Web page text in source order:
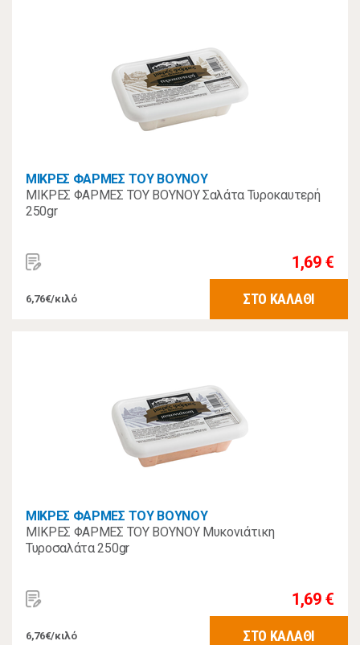
ΜΙΚΡΕΣ ΦΑΡΜΕΣ ΤΟΥ ΒΟΥΝΟΥ
ΜΙΚΡΕΣ ΦΑΡΜΕΣ ΤΟΥ ΒΟΥΝΟΥ Σαλάτα Τυροκαυτερή
250gr
1,69 €
6,76€/κιλό ΣΤΟ ΚΑΛΑΘΙ
ΜΙΚΡΕΣ ΦΑΡΜΕΣ ΤΟΥ ΒΟΥΝΟΥ
ΜΙΚΡΕΣ ΦΑΡΜΕΣ ΤΟΥ ΒΟΥΝΟΥ Μυκονιάτικη
Τυροσαλάτα 250gr
1,69 €
6,76€/κιλό ΣΤΟ ΚΑΛΑΘΙ